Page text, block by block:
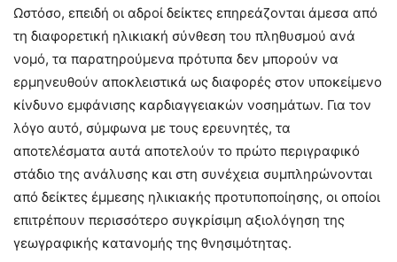
Ωστόσο, επειδή οι αδροί δείκτες επηρεάζονται άμεσα από
τη διαφορετική ηλικιακή σύνθεση του πληθυσμού ανά
νομό, τα παρατηρούμενα πρότυπα δεν μπορούν να
ερμηνευθούν αποκλειστικά ως διαφορές στον υποκείμενο
κίνδυνο εμφάνισης καρδιαγγειακών νοσημάτων. Για τον
λόγο αυτό, σύμφωνα με τους ερευνητές, τα
αποτελέσματα αυτά αποτελούν το πρώτο περιγραφικό
στάδιο της ανάλυσης και στη συνέχεια συμπληρώνονται
από δείκτες έμμεσης ηλικιακής προτυποποίησης, οι οποίοι
επιτρέπουν περισσότερο συγκρίσιμη αξιολόγηση της
γεωγραφικής κατανομής της θνησιμότητας.